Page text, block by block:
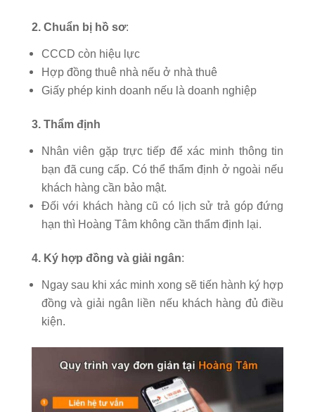
2. Chuẩn bị hồ sơ:
CCCD còn hiệu lực
Hợp đồng thuê nhà nếu ở nhà thuê
Giấy phép kinh doanh nếu là doanh nghiệp
3. Thẩm định
Nhân viên gặp trực tiếp để xác minh thông tin
bạn đã cung cấp. Có thể thẩm định ở ngoài nếu
khách hàng cần bảo mật.
Đối với khách hàng cũ có lịch sử trả góp đứng
hạn thì Hoàng Tâm không cần thẩm định lại.
4. Ký hợp đồng và giải ngân:
Ngay sau khi xác minh xong sẽ tiến hành ký hợp
đồng và giải ngân liền nếu khách hàng đủ điều
kiện.